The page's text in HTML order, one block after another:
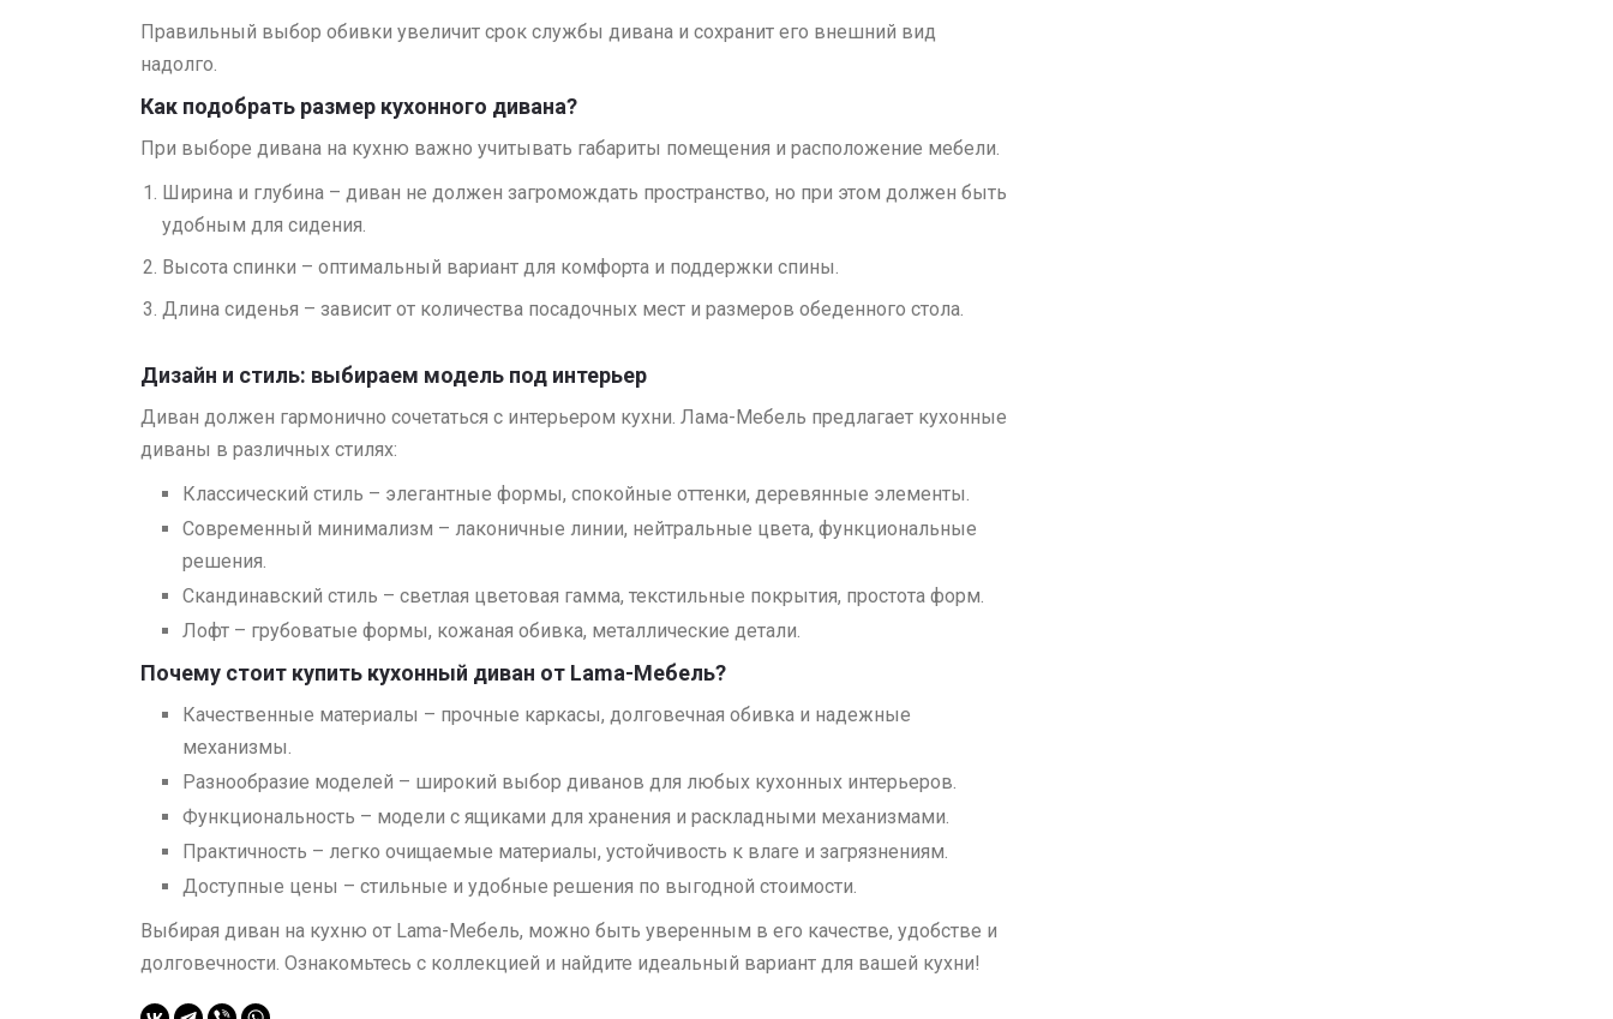
Правильный выбор обивки увеличит срок службы дивана и сохранит его внешний вид
надолго.
Как подобрать размер кухонного дивана?
При выборе дивана на кухню важно учитывать габариты помещения и расположение мебели.
Ширина и глубина – диван не должен загромождать пространство, но при этом должен быть
удобным для сидения.
Высота спинки – оптимальный вариант для комфорта и поддержки спины.
Длина сиденья – зависит от количества посадочных мест и размеров обеденного стола.
Дизайн и стиль: выбираем модель под интерьер
Диван должен гармонично сочетаться с интерьером кухни. Лама-Мебель предлагает кухонные
диваны в различных стилях:
Классический стиль – элегантные формы, спокойные оттенки, деревянные элементы.
Современный минимализм – лаконичные линии, нейтральные цвета, функциональные
решения.
Скандинавский стиль – светлая цветовая гамма, текстильные покрытия, простота форм.
Лофт – грубоватые формы, кожаная обивка, металлические детали.
Почему стоит купить кухонный диван от Lama-Мебель?
Качественные материалы – прочные каркасы, долговечная обивка и надежные
механизмы.
Разнообразие моделей – широкий выбор диванов для любых кухонных интерьеров.
Функциональность – модели с ящиками для хранения и раскладными механизмами.
Практичность – легко очищаемые материалы, устойчивость к влаге и загрязнениям.
Доступные цены – стильные и удобные решения по выгодной стоимости.
Выбирая диван на кухню от Lama-Мебель, можно быть уверенным в его качестве, удобстве и
долговечности. Ознакомьтесь с коллекцией и найдите идеальный вариант для вашей кухни!